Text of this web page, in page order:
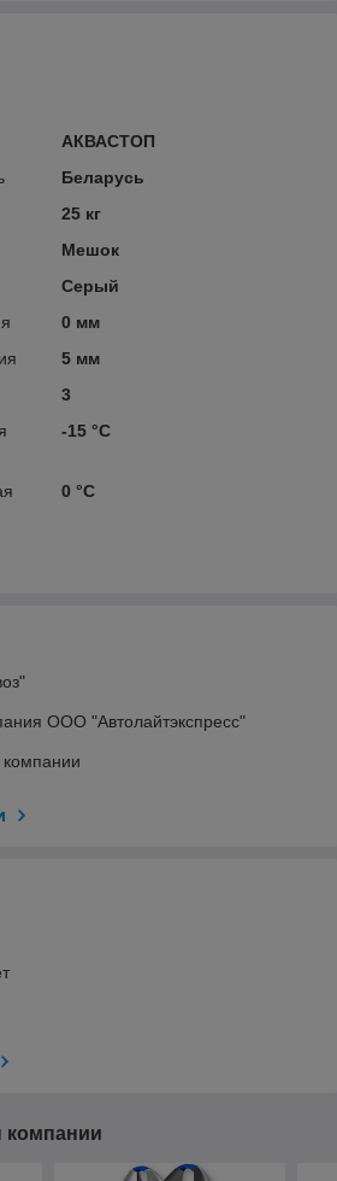
АКВАСТОП
Беларусь
25 кг
Мешок
Серый
0 мм
5 мм
3
-15 °С
0 °С
ООО "Автолайтэкспресс"
компании